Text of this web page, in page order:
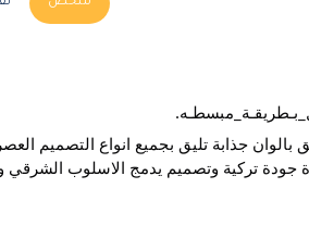
جذابة تليق بجميع انواع التصميم
جودة تركية وتصميم يدمج الاسلوب